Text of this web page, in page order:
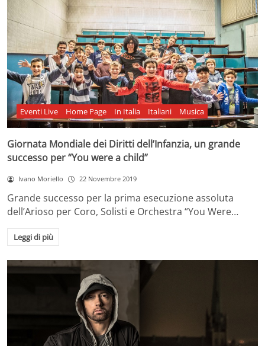
Eventi Live Home Page In Italia Italiani Musica
Giornata Mondiale dei Diritti dell’Infanzia, un grande
successo per “You were a child”
Ivano Moriello 22 Novembre 2019
Grande successo per la prima esecuzione assoluta
dell’Arioso per Coro, Solisti e Orchestra “You Were…
Leggi di più